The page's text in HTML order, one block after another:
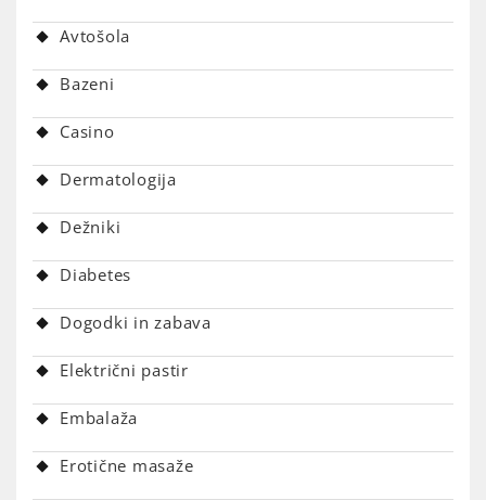
Avtošola
Bazeni
Casino
Dermatologija
Dežniki
Diabetes
Dogodki in zabava
Električni pastir
Embalaža
Erotične masaže